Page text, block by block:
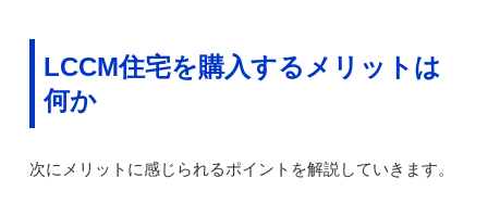
LCCM住宅を購入するメリットは
何か
次にメリットに感じられるポイントを解説していきます。